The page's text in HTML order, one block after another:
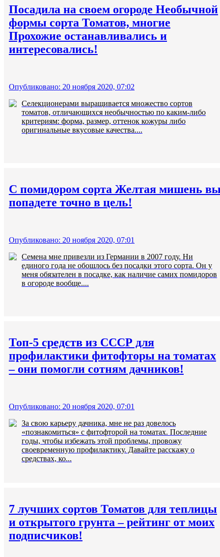
Посадила на своем огороде Необычной
формы сорта Томатов, многие
Прохожие останавливались и
интересовались!
Опубликовано: 20 ноября 2020, 07:02
Селекционерами выращивается множество сортов
томатов, отличающихся необычностью по каким-либо
критериям: форма, размер, оттенок кожуры либо
оригинальные вкусовые качества....
С помидором сорта Желтая мишень
попадете точно в цель!
Опубликовано: 20 ноября 2020, 07:01
Семена мне привезли из Германии в 2007 году. Ни
единого года не обошлось без посадки этого сорта. Он у
меня обязателен в посадке, как наличие самих помидоров
в огороде вообще....
Топ-5 средств из СССР для
профилактики фитофторы на томатах
‒ они помогли сотням дачников!
Опубликовано: 20 ноября 2020, 07:01
За свою карьеру дачника, мне не раз довелось
«познакомиться» с фитофторой на томатах. Последние
годы, чтобы избежать этой проблемы, провожу
своевременную профилактику. Давайте расскажу о
средствах, ко...
7 лучших сортов Томатов для теплицы
и открытого грунта – рейтинг от моих
подписчиков!